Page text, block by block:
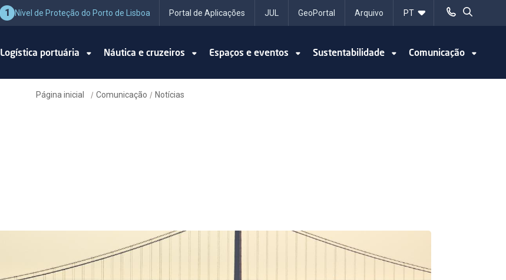
1 Nível de Proteção do Porto de Lisboa Portal de Aplicações JUL GeoPortal Arquivo
Logística portuária Náutica e cruzeiros Espaços e eventos Sustentabilidade Comunicação
Página inicial / Comunicação / Notícias